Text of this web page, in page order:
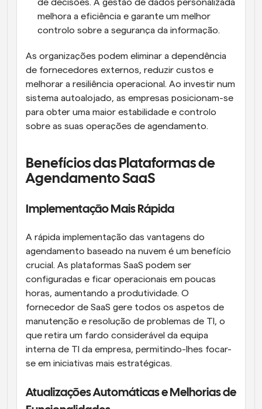
de decisões. A gestão de dados personalizada
melhora a eficiência e garante um melhor
controlo sobre a segurança da informação.
As organizações podem eliminar a dependência
de fornecedores externos, reduzir custos e
melhorar a resiliência operacional. Ao investir num
sistema autoalojado, as empresas posicionam-se
para obter uma maior estabilidade e controlo
sobre as suas operações de agendamento.
Benefícios das Plataformas de
Agendamento SaaS
Implementação Mais Rápida
A rápida implementação das vantagens do
agendamento baseado na nuvem é um benefício
crucial. As plataformas SaaS podem ser
configuradas e ficar operacionais em poucas
horas, aumentando a produtividade. O
fornecedor de SaaS gere todos os aspetos de
manutenção e resolução de problemas de TI, o
que retira um fardo considerável da equipa
interna de TI da empresa, permitindo-lhes focar-
se em iniciativas mais estratégicas.
Atualizações Automáticas e Melhorias de